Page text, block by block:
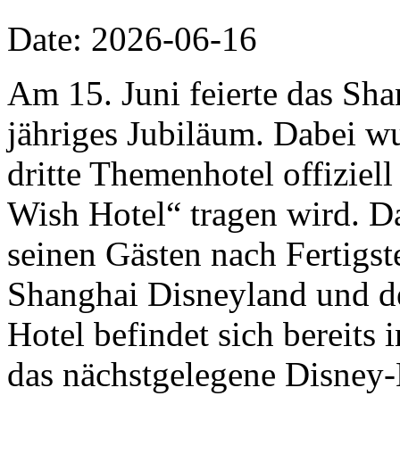
Date: 2026-06-16
Am 15. Juni feierte das
jähriges Jubiläum. Dabei
dritte Themenhotel offiziell
Wish Hotel“ tragen wird.
seinen Gästen nach
Shanghai Disneyland und
Hotel befindet sich bereits
das nächstgelegene